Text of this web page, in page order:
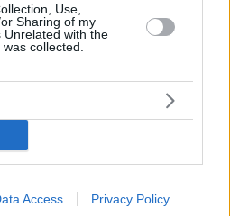
Use,
Sharing of my
Unrelated with the
collected.
Access Privacy Policy
Αττικόν για τον Έλληνα
με τον χανταϊό: Δεν